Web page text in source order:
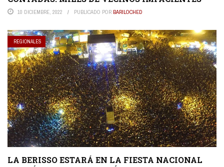
10 DICIEMBRE, 2022 PUBLICADO POR BARILOCHED
REGIONALES
LA BERISSO ESTARÁ EN LA FIESTA NACIONAL